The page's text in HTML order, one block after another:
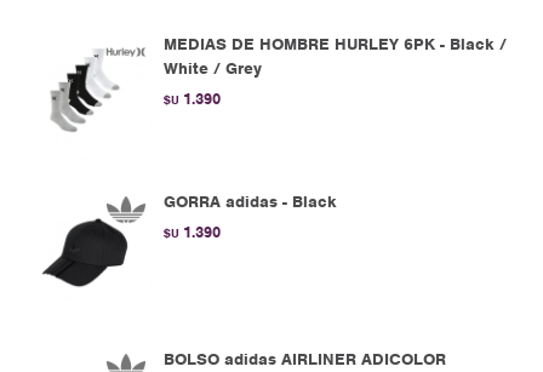
MEDIAS DE HOMBRE HURLEY 6PK - Black /
White / Grey
$U 1.390
GORRA adidas - Black
$U 1.390
BOLSO adidas AIRLINER ADICOLOR